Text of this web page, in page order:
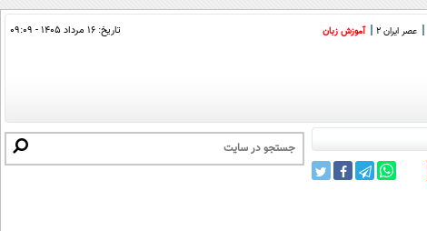
عصر ایران 2 آموزش زبان تاریخ: ۱۶ مرداد ۱۴۰۵ - ۰۹:۰۹